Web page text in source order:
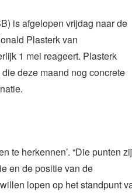
is afgelopen vrijdag naar de
Plasterk van
1 mei reageert. Plasterk
deze maand nog concrete
te herkennen’. “Die punten
en de positie van de
lopen op het standpunt